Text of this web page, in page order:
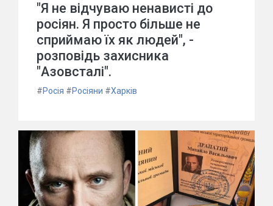
"Я не відчуваю ненависті до
росіян. Я просто більше не
сприймаю їх як людей", -
розповідь захисника
"Азовсталі".
#Росія #Росіяни #Харків